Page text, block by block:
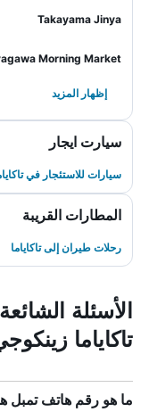
Takayama Jinya
Morning Market
إظهار المزيد
سيارت ايجار
سيارات للاستئجار في
المطارات القريبة
رحلات طيران إلى تاكاياما
الأسئلة
تاكاياما
ما هو رقم هاتف تمبل